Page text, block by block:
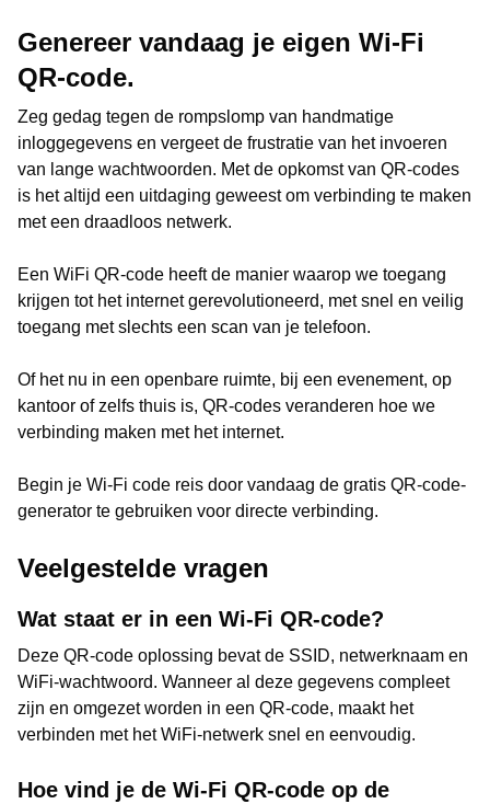
Genereer vandaag je eigen Wi-Fi
QR-code.
Zeg gedag tegen de rompslomp van handmatige
inloggegevens en vergeet de frustratie van het invoeren
van lange wachtwoorden. Met de opkomst van QR-codes
is het altijd een uitdaging geweest om verbinding te maken
met een draadloos netwerk.
Een WiFi QR-code heeft de manier waarop we toegang
krijgen tot het internet gerevolutioneerd, met snel en veilig
toegang met slechts een scan van je telefoon.
Of het nu in een openbare ruimte, bij een evenement, op
kantoor of zelfs thuis is, QR-codes veranderen hoe we
verbinding maken met het internet.
Begin je Wi-Fi code reis door vandaag de gratis QR-code-
generator te gebruiken voor directe verbinding.
Veelgestelde vragen
Wat staat er in een Wi-Fi QR-code?
Deze QR-code oplossing bevat de SSID, netwerknaam en
WiFi-wachtwoord. Wanneer al deze gegevens compleet
zijn en omgezet worden in een QR-code, maakt het
verbinden met het WiFi-netwerk snel en eenvoudig.
Hoe vind je de Wi-Fi QR-code op de